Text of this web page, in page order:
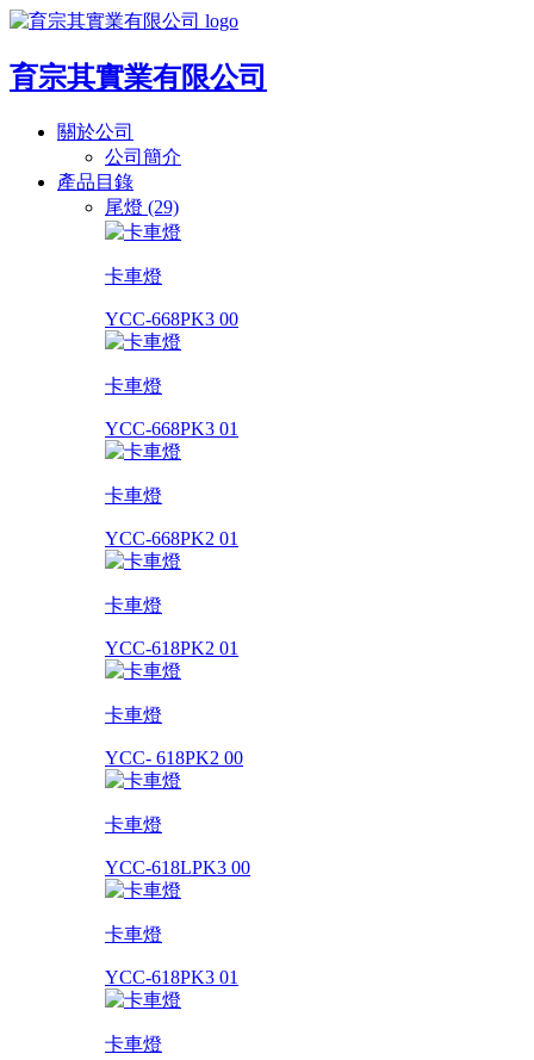
育宗其實業有限公司
關於公司
公司簡介
產品目錄
尾燈 (29)
卡車燈
YCC-668PK3 00
卡車燈
YCC-668PK3 01
卡車燈
YCC-668PK2 01
卡車燈
YCC-618PK2 01
卡車燈
YCC- 618PK2 00
卡車燈
YCC-618LPK3 00
卡車燈
YCC-618PK3 01
卡車燈